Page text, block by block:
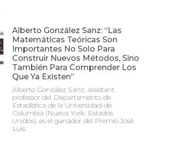
Alberto González Sanz: “Las
Matemáticas Teóricas Son
Importantes No Solo Para
Construir Nuevos Métodos, Sino
También Para Comprender Los
Que Ya Existen”
Alberto González Sanz, assistant
professor del Departamento de
Estadística de la Universidad de
Columbia (Nueva York, Estados
Unidos), es el ganador del Premio José
Luis